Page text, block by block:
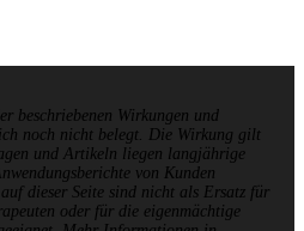
beschriebenen Wirkungen und
noch nicht belegt. Die Wirkung gilt
und Artikeln liegen langjährige
von Kunden
dieser Seite sind nicht als Ersatz für
oder für die eigenmächtige